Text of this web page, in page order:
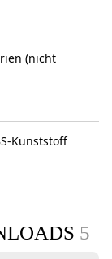
(nicht
Kunststoff
5